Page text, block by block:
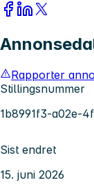
Rapporter
Stillingsnummer
1b8991f3-a02e-
Sist endret
15. juni 2026